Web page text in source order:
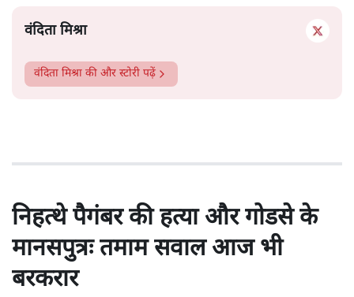
वंदिता मिश्रा
वंदिता मिश्रा की और स्टोरी पढ़ें
निहत्थे पैगंबर की हत्या और गोडसे के
मानसपुत्रः तमाम सवाल आज भी
बरकरार